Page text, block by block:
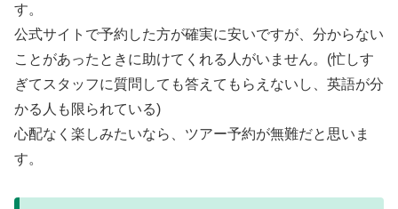
す。
公式サイトで予約した方が確実に安いですが、分からない
ことがあったときに助けてくれる人がいません。(忙しす
ぎてスタッフに質問しても答えてもらえないし、英語が分
かる人も限られている)
心配なく楽しみたいなら、ツアー予約が無難だと思いま
す。